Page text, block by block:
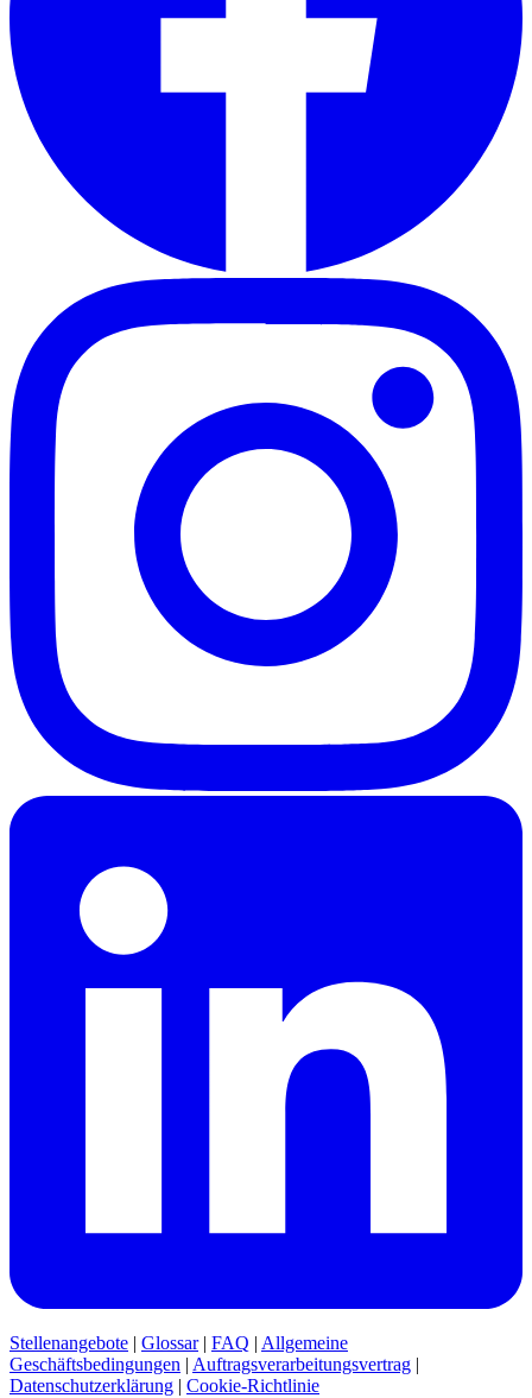
Stellenangebote | Glossar| FAQ | Allgemeine
Geschäftsbedingungen | Auftragsverarbeitungsvertrag |
Datenschutzerklärung | Cookie-Richtlinie